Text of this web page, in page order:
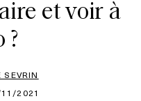
et voir à
?
SEVRIN
2021